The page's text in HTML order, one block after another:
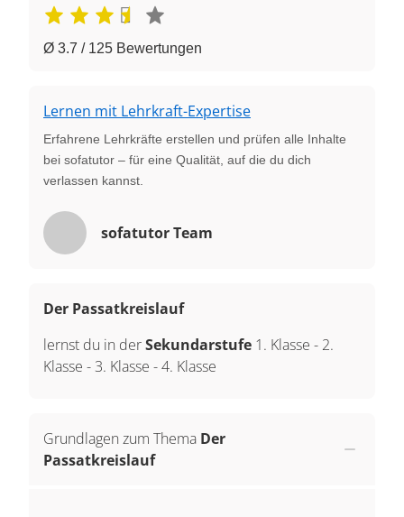
Ø 3.7 / 125 Bewertungen
Lernen mit Lehrkraft-Expertise
Erfahrene Lehrkräfte erstellen und prüfen alle Inhalte
bei sofatutor – für eine Qualität, auf die du dich
verlassen kannst.
sofatutor Team
Der Passatkreislauf
lernst du in derSekundarstufe 1. Klasse - 2.
Klasse - 3. Klasse -4. Klasse
Grundlagen zum Thema Der
Passatkreislauf